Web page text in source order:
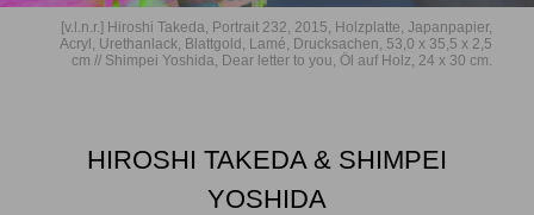
[v.l.n.r.] Hiroshi Takeda, Portrait 232, 2015, Holzplatte, Japanpapier,
Acryl, Urethanlack, Blattgold, Lamé, Drucksachen, 53,0 x 35,5 x 2,5
cm // Shimpei Yoshida, Dear letter to you, Öl auf Holz, 24 x 30 cm.
HIROSHI TAKEDA & SHIMPEI
YOSHIDA